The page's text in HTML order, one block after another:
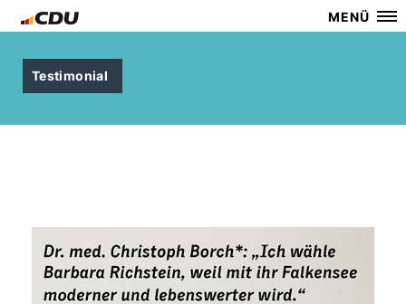
MENÜ
Testimonial